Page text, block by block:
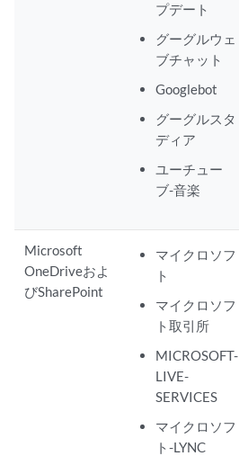
プデート
グーグルウェ
ブチャット
Googlebot
グーグルスタ
ディア
ユーチュー
ブ-音楽
Microsoft
OneDriveおよ
びSharePoint
マイクロソフ
ト
マイクロソフ
ト取引所
MICROSOFT-
LIVE-
SERVICES
マイクロソフ
ト-LYNC